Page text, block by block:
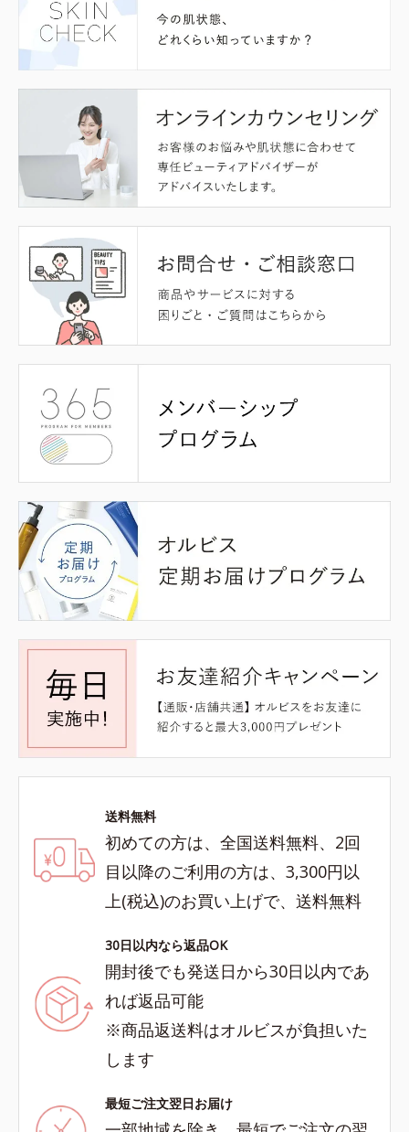
送料無料
初めての方は、全国送料無料、2回
目以降のご利用の方は、3,300円以
上(税込)のお買い上げで、送料無料
30日以内なら返品OK
開封後でも発送日から30日以内であ
れば返品可能
※商品返送料はオルビスが負担いた
します
最短ご注文翌日お届け